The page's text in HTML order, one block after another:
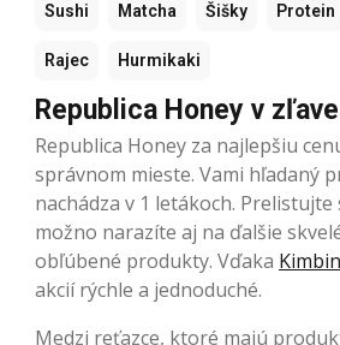
Sushi Matcha Šišky Protein
Rajec Hurmikaki
Republica Honey v zľave
Republica Honey za najlepšiu
správnom mieste. Vami hľadaný
nachádza v 1 letákoch.
možno narazíte aj na ďalšie
obľúbené produkty. Vďaka
akcií rýchle a jednoduché.
Medzi reťazce, ktoré majú